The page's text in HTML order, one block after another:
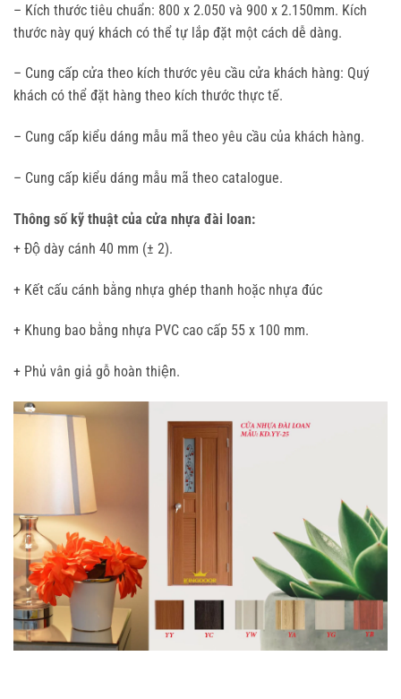
– Kích thước tiêu chuẩn: 800 x 2.050 và 900 x 2.150mm. Kích
thước này quý khách có thể tự lắp đặt một cách dễ dàng.
– Cung cấp cửa theo kích thước yêu cầu cửa khách hàng: Quý
khách có thể đặt hàng theo kích thước thực tế.
– Cung cấp kiểu dáng mẫu mã theo yêu cầu của khách hàng.
– Cung cấp kiểu dáng mẫu mã theo catalogue.
Thông số kỹ thuật của cửa nhựa đài loan:
+ Độ dày cánh 40 mm (± 2).
+ Kết cấu cánh bằng nhựa ghép thanh hoặc nhựa đúc
+ Khung bao bằng nhựa PVC cao cấp 55 x 100 mm.
+ Phủ vân giả gỗ hoàn thiện.